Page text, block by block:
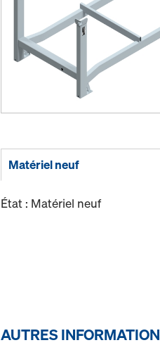
Matériel neuf
État : Matériel neuf
AUTRES